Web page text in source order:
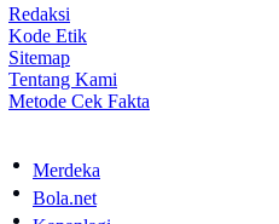
Redaksi
Kode Etik
Sitemap
Tentang Kami
Metode Cek Fakta
Merdeka
Bola.net